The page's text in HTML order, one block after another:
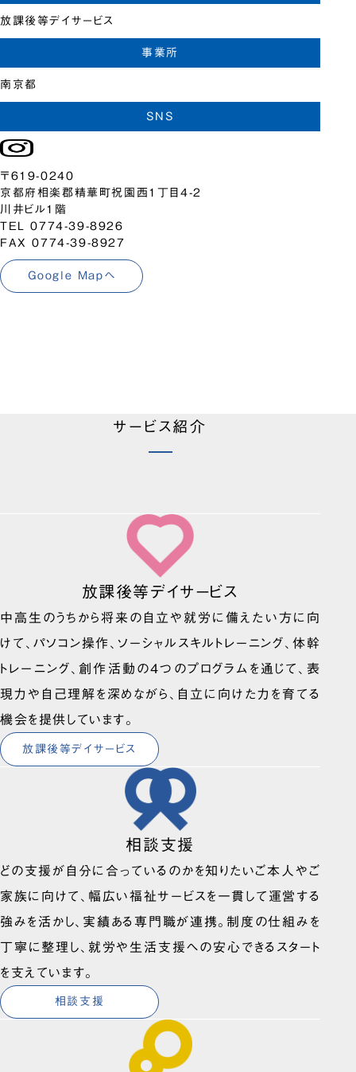
放課後等デイサービス
事業所
南京都
SNS
〒619-0240
京都府相楽郡精華町祝園西1丁目4-2
川井ビル1階
TEL 0774-39-8926
FAX 0774-39-8927
Google Mapへ
サービス紹介
放課後等デイサービス
中高生のうちから将来の自立や就労に備えたい方に向
けて、パソコン操作、ソーシャルスキルトレーニング、体幹
トレーニング、創作活動の4つのプログラムを通じて、表
現力や自己理解を深めながら、自立に向けた力を育てる
機会を提供しています。
放課後等デイサービス
相談支援
どの支援が自分に合っているのかを知りたいご本人やご
家族に向けて、幅広い福祉サービスを一貫して運営する
強みを活かし、実績ある専門職が連携。制度の仕組みを
丁寧に整理し、就労や生活支援への安心できるスタート
を支えています。
相談支援